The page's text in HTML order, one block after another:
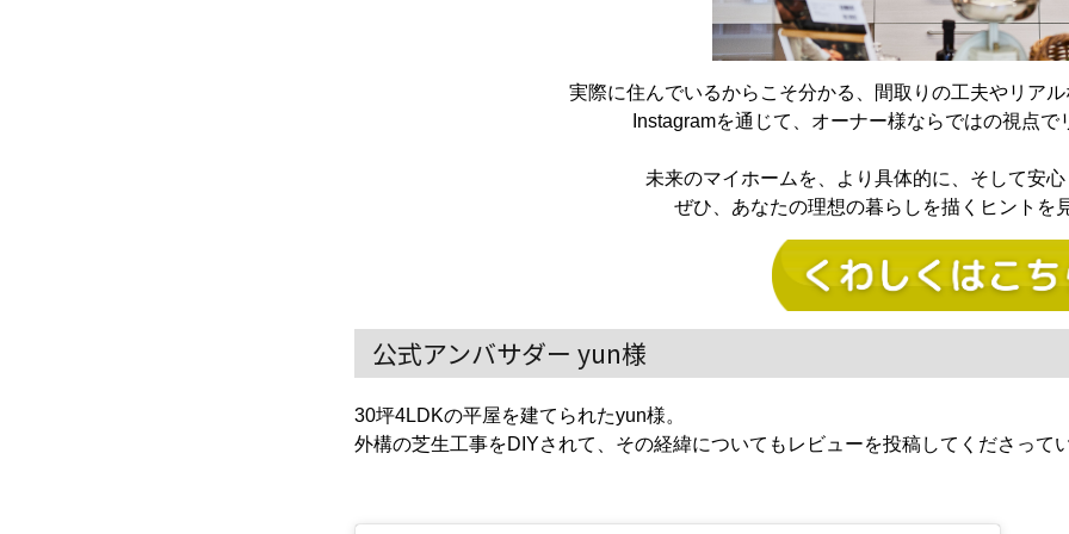
実際に住んでいるからこそ分かる、間取りの工夫やリア
Instagramを通じて、オーナー様ならではの視点
未来のマイホームを、より具体的に、そして安
ぜひ、あなたの理想の暮らしを描くヒントを
公式アンバサダー yun様
30坪4LDKの平屋を建てられたyun様。
外構の芝生工事をDIYされて、その経緯についてもレビューを投稿してくださって